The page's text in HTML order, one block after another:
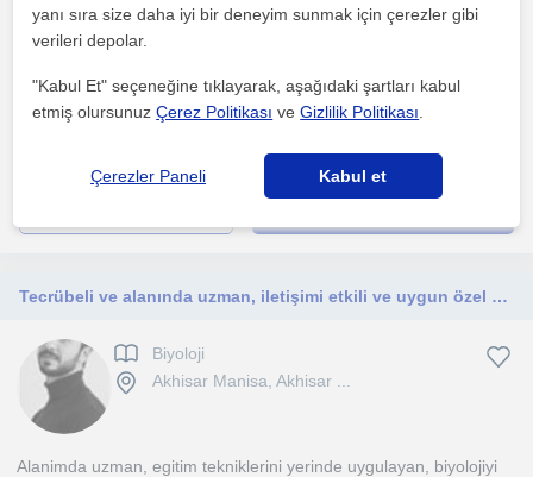
Matematik
Çalıştığım yerde sayısız birebir yapmış olup birebir derslerde son
Tecrübeli ve alanında uzman, iletişimi etkili ve uygun özel ders
Biyoloji
Akhisar Manisa, Akhisar ...
Alanimda uzman, egitim tekniklerini yerinde uygulayan, biyolojiyi
yanı sıra size daha iyi bir deneyim sunmak için çerezler gibi
verileri depolar.
"Kabul Et" seçeneğine tıklayarak, aşağıdaki şartları kabul
etmiş olursunuzÇerez Politikası veGizlilik Politikası
Çerezler Paneli Kabul et